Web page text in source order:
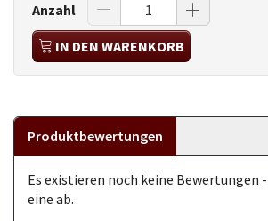
Anzahl
IN DEN WARENKORB
Produktbewertungen
Es existieren noch keine Bewertungen
eine ab.